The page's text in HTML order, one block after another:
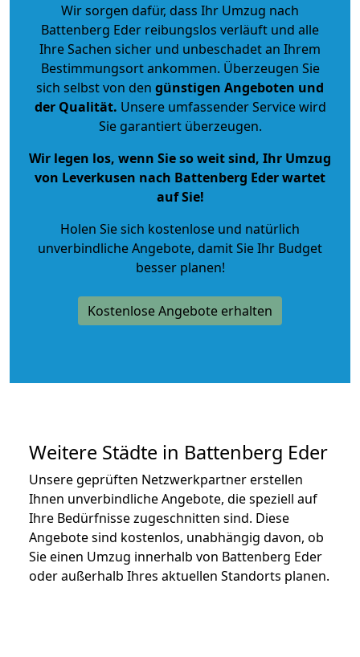
Wir sorgen dafür, dass Ihr Umzug nach
Battenberg Eder reibungslos verläuft und alle
Ihre Sachen sicher und unbeschadet an Ihrem
Bestimmungsort ankommen. Überzeugen Sie
sich selbst von den günstigen Angeboten und
der Qualität. Unsere umfassender Service wird
Sie garantiert überzeugen.
Wir legen los, wenn Sie so weit sind, Ihr Umzug
von Leverkusen nach Battenberg Eder wartet
auf Sie!
Holen Sie sich kostenlose und natürlich
unverbindliche Angebote, damit Sie Ihr Budget
besser planen!
Kostenlose Angebote erhalten
Weitere Städte in Battenberg Eder
Unsere geprüften Netzwerkpartner erstellen
Ihnen unverbindliche Angebote, die speziell auf
Ihre Bedürfnisse zugeschnitten sind. Diese
Angebote sind kostenlos, unabhängig davon, ob
Sie einen Umzug innerhalb von Battenberg Eder
oder außerhalb Ihres aktuellen Standorts planen.